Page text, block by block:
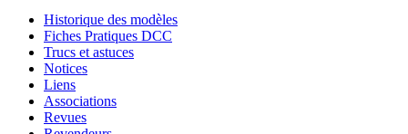
Historique des modèles
Fiches Pratiques DCC
Trucs et astuces
Notices
Liens
Associations
Revues